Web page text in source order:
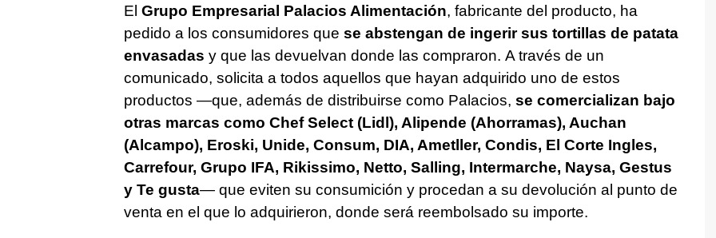
El Grupo Empresarial Palacios Alimentación, fabricante del producto, ha
pedido a los consumidores que se abstengan de ingerir sus tortillas de patata
envasadas y que las devuelvan donde las compraron. A través de un
comunicado, solicita a todos aquellos que hayan adquirido uno de estos
productos —que, además de distribuirse como Palacios, se comercializan bajo
otras marcas como Chef Select (Lidl), Alipende (Ahorramas), Auchan
(Alcampo), Eroski, Unide, Consum, DIA, Ametller, Condis, El Corte Ingles,
Carrefour, Grupo IFA, Rikissimo, Netto, Salling, Intermarche, Naysa, Gestus
y Te gusta— que eviten su consumición y procedan a su devolución al punto de
venta en el que lo adquirieron, donde será reembolsado su importe.